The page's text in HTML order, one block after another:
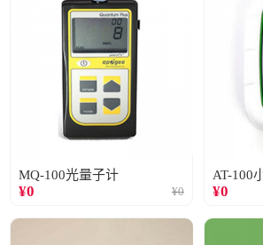
MQ-100光量子计
¥0 ¥0
AT-100
¥0